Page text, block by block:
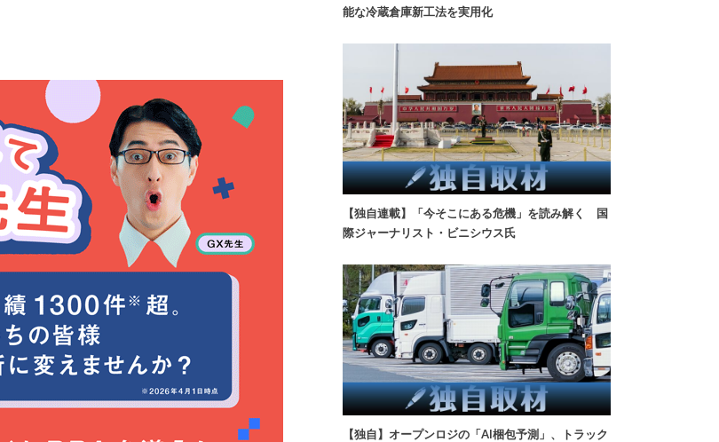
能な冷蔵倉庫新工法を実用化
【独自連載】「今そこにある危機」を読み解く 国
際ジャーナリスト・ビニシウス氏
【独自】オープンロジの「AI梱包予測」、トラック